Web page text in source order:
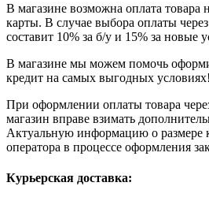
В магазине возможна оплата
карты. В случае выбора оплаты
составит 10% за б/у и 15% за новые
В магазине мы можем помочь
кредит на самых выгодных условиях!
При оформлении оплаты товара
магазин вправе взимать
Актуальную информацию о размере
оператора в процессе оформления
Курьерская доставка: